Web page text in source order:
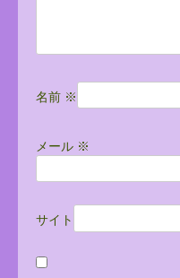
名前 ※
メール ※
サイト